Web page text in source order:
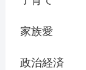
家族愛
政治経済